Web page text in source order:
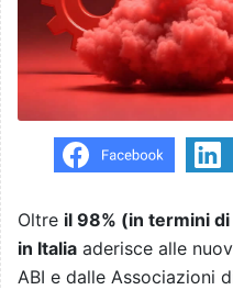
Oltre il 98% (in termini
in Italia aderisce alle
ABI e dalle Associazioni